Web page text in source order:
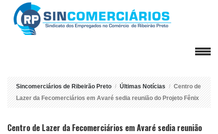
Sincomerciários de Ribeirão Preto Últimas Notícias
Centro de
Lazer da Fecomerciários em Avaré sedia reunião do Projeto Fênix
Centro de Lazer da Fecomerciários em Avaré sedia reunião